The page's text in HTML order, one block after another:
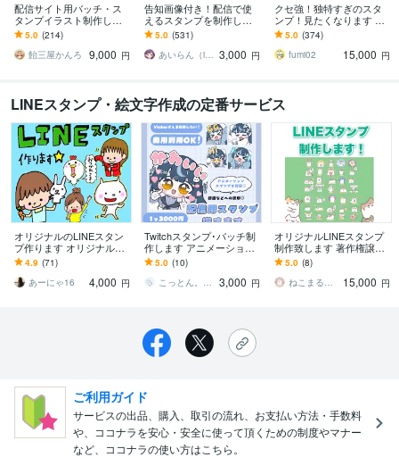
配信サイト用バッチ・ス
タンプイラスト制作しま
す 企業実績あり！メンバ
ーシップやサブスク特典
に最適！
5.0 (214)
飴三屋かんろ
9,000 円
告知画像付き！配信で使
えるスタンプを制作しま
す アニメーションスタン
プも対応はじめました！
5.0 (531)
あいらん（iran_stn） 3,000 円
クセ強！独特すぎのスタ
ンプ！見たくなります 大
手企業様お墨付きクオリ
ティ！キャラ映え間違い
ナシ！
5.0 (374)
fumi02
15,000 円
LINEスタンプ・絵文字作成の定番サービス
オリジナルのLINEスタン
プ作ります オリジナルの
スタンプを作成したいけ
ど出来ない方
4.9 (71)
あーにゃ16
4,000 円
Twitchスタンプ･バッチ制
作します アニメーション
スタンプ対応◎VTuberさ
んを応援したい！
5.0 (10)
こっとん。｜紗透こと
3,000 円
オリジナルLINEスタンプ
制作致します 著作権譲渡
＆商用、二次利用可能な
コミコミ価格！
5.0 (8)
ねこまるうさこ
15,000 円
ご利用ガイド
サービスの出品、購入、取引の流れ、お支払い方法・手数料
や、ココナラを安心・安全に使って頂くための制度やマナー
など、ココナラの使い方はこちら。